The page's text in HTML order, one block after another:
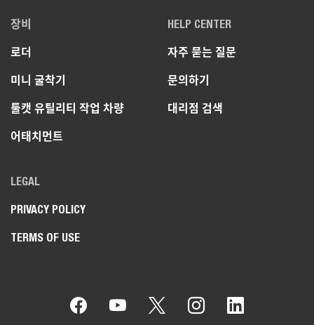
장비
로더
미니 굴착기
툴캣 유틸리티 작업 차량
어태치먼트
HELP CENTER
자주 묻는 질문
문의하기
대리점 검색
LEGAL
PRIVACY POLICY
TERMS OF USE